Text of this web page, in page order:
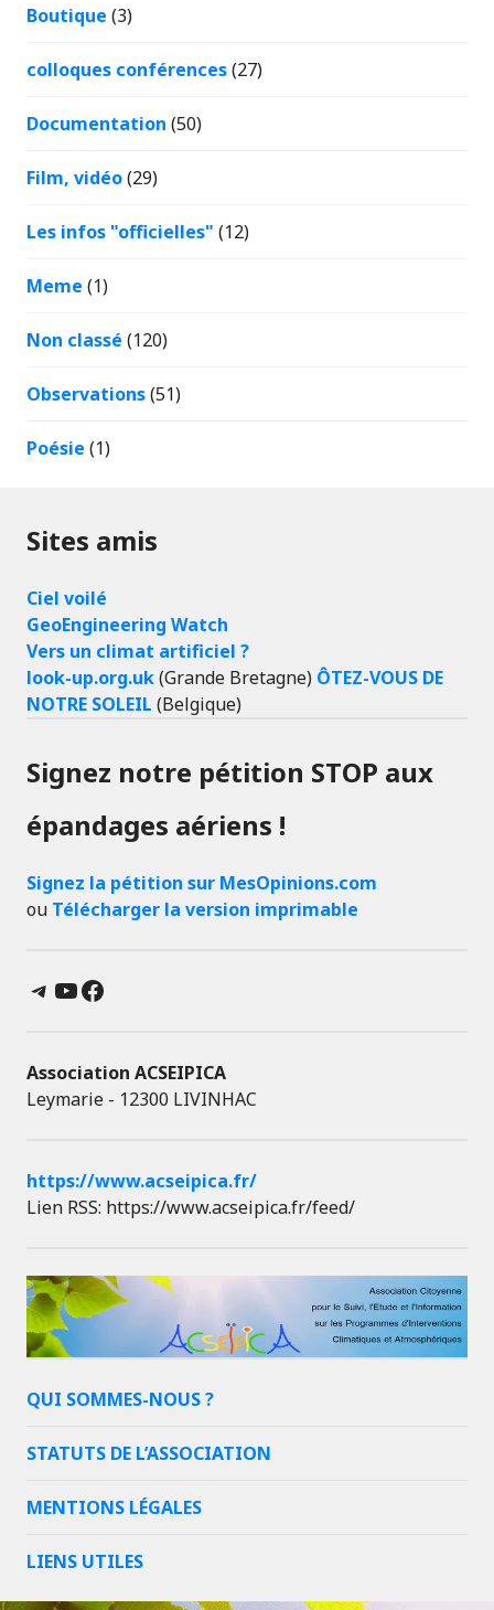
Boutique (3)
colloques conférences(27)
Documentation (50)
Film, vidéo(29)
Les infos "officielles" (12)
Meme (1)
Non classé (120)
Observations(51)
Poésie (1)
Sites amis
Ciel voilé
GeoEngineering Watch
Vers un climat artificiel ?
look-up.org.uk(Grande Bretagne) ÔTEZ-VOUS DE
NOTRE SOLEIL (Belgique)
Signez notre pétition STOP aux
épandages aériens !
Signez la pétition sur MesOpinions.com
ou Télécharger la version imprimable
Telegram
YouTube
Facebook
Association ACSEIPICA
Leymarie - 12300 LIVINHAC
https://www.acseipica.fr/
Lien RSS: https://www.acseipica.fr/feed/
QUI SOMMES-NOUS ?
STATUTS DE L’ASSOCIATION
MENTIONS LÉGALES
LIENS UTILES